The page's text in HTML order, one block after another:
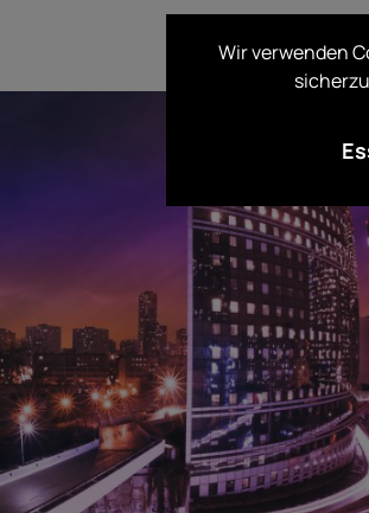
Wir verwenden